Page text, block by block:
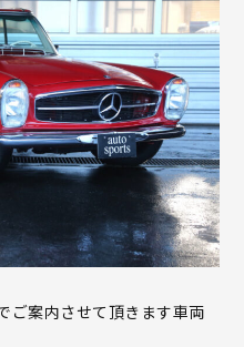
ご案内させて頂きます車両